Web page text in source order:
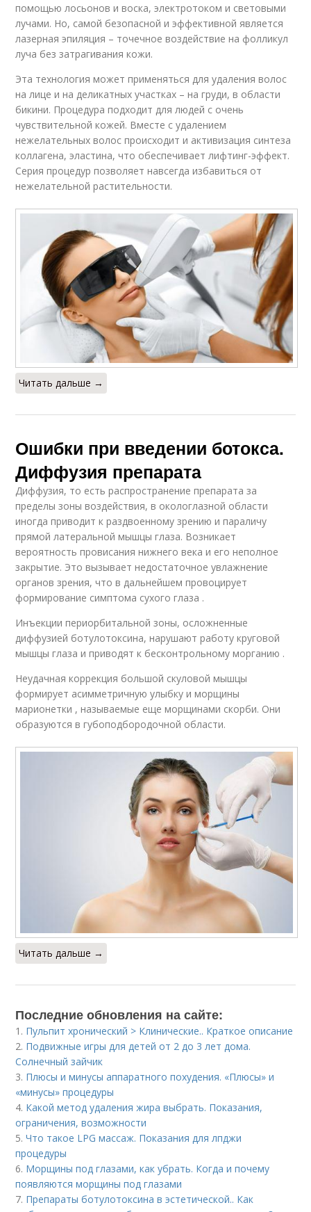
помощью лосьонов и воска, электротоком и световыми
лучами. Но, самой безопасной и эффективной является
лазерная эпиляция – точечное воздействие на фолликул
луча без затрагивания кожи.
Эта технология может применяться для удаления волос
на лице и на деликатных участках – на груди, в области
бикини. Процедура подходит для людей с очень
чувствительной кожей. Вместе с удалением
нежелательных волос происходит и активизация синтеза
коллагена, эластина, что обеспечивает лифтинг-эффект.
Серия процедур позволяет навсегда избавиться от
нежелательной растительности.
Читать дальше →
Ошибки при введении ботокса.
Диффузия препарата
Диффузия, то есть распространение препарата за
пределы зоны воздействия, в окологлазной области
иногда приводит к раздвоенному зрению и параличу
прямой латеральной мышцы глаза. Возникает
вероятность провисания нижнего века и его неполное
закрытие. Это вызывает недостаточное увлажнение
органов зрения, что в дальнейшем провоцирует
формирование симптома сухого глаза .
Инъекции периорбитальной зоны, осложненные
диффузией ботулотоксина, нарушают работу круговой
мышцы глаза и приводят к бесконтрольному морганию .
Неудачная коррекция большой скуловой мышцы
формирует асимметричную улыбку и морщины
марионетки , называемые еще морщинами скорби. Они
образуются в губоподбородочной области.
Читать дальше →
Последние обновления на сайте:
1. Пульпит хронический > Клинические.. Краткое описание
2. Подвижные игры для детей от 2 до 3 лет дома.
Солнечный зайчик
3. Плюсы и минусы аппаратного похудения. «Плюсы» и
«минусы» процедуры
4. Какой метод удаления жира выбрать. Показания,
ограничения, возможности
5.Что такое LPG массаж. Показания для лпджи
процедуры
6. Морщины под глазами, как убрать. Когда и почему
появляются морщины под глазами
7. Препараты ботулотоксина в эстетической.. Как